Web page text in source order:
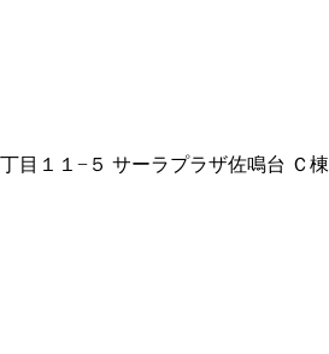
目１１−５ サーラプラザ佐鳴台 Ｃ棟